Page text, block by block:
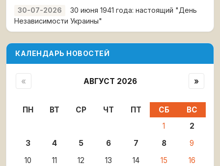
30-07-2026
30 июня 1941 года: настоящий "День
Независимости Украины"
КАЛЕНДАРЬ НОВОСТЕЙ
« АВГУСТ 2026 »
ПН ВТ СР ЧТ ПТ СБ
ВС
1
2
3
4 5 6 7 8
9
10
11 12 13 14 15
16